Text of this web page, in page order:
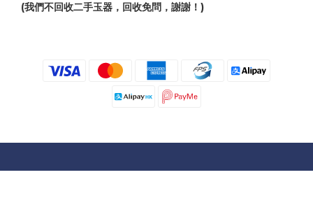
(我們不回收二手玉器，回收免問，謝謝！)